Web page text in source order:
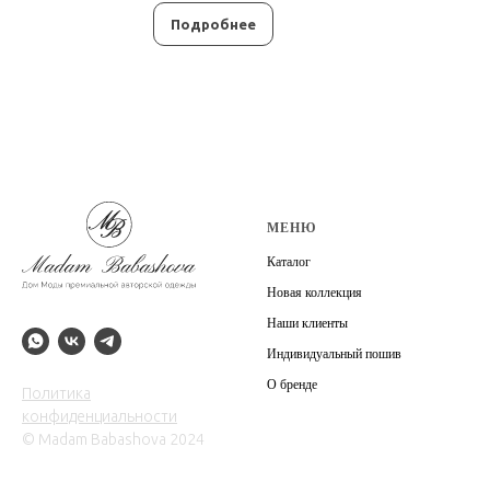
Подробнее
Политика
конфиденциальности
© Madam Babashova 2024
МЕНЮ
Каталог
Новая коллекция
Наши клиенты
Индивидуальный пошив
О бренде